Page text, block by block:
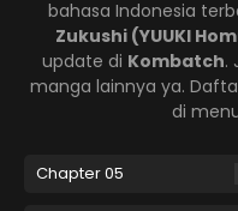
bahasa Indonesia
Zukushi (YUUKI
update di Kombatch.
manga lainnya ya.
di